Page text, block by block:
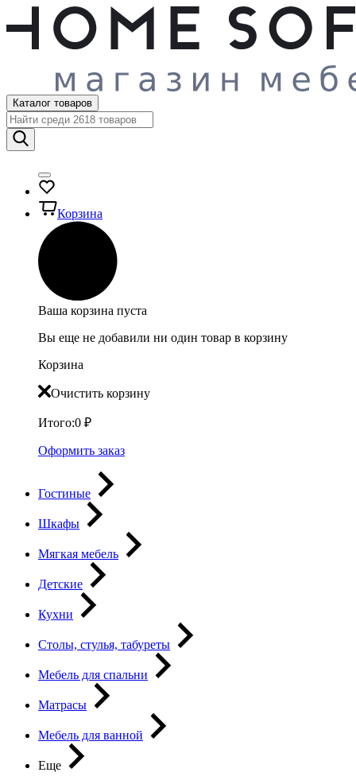
Каталог товаров
Корзина
Ваша корзина пуста
Вы еще не добавили ни один товар в корзину
Корзина
Очистить корзину
Итого:0 ₽
Оформить заказ
Гостиные
Шкафы
Мягкая мебель
Детские
Кухни
Столы, стулья, табуреты
Мебель для спальни
Матрасы
Мебель для ванной
Еще